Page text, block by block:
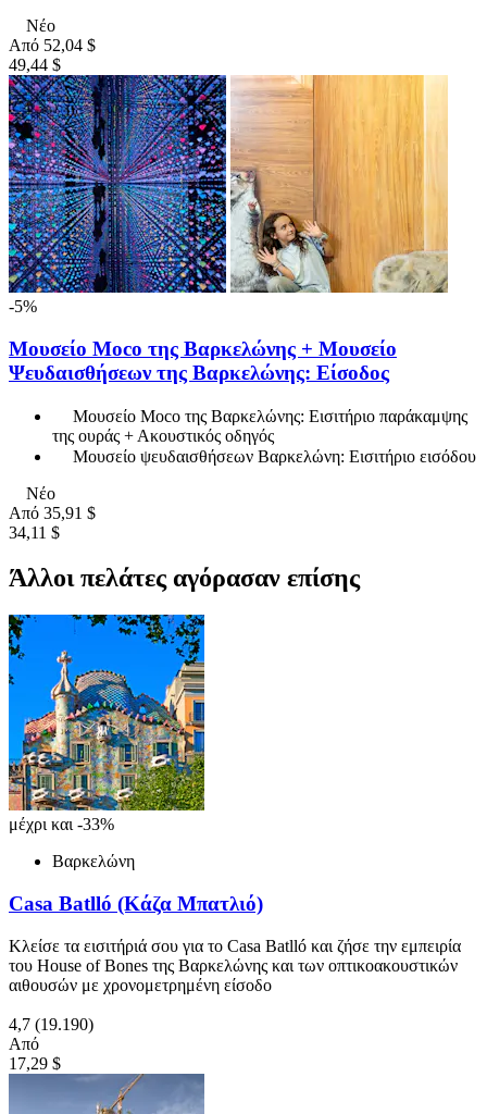
Νέο
Από 52,04 $
49,44 $
-5%
Μουσείο Moco της Βαρκελώνης + Μουσείο
Ψευδαισθήσεων της Βαρκελώνης: Είσοδος
Μουσείο Moco της Βαρκελώνης: Εισιτήριο παράκαμψης
της ουράς + Ακουστικός οδηγός
Μουσείο ψευδαισθήσεων Βαρκελώνη: Εισιτήριο εισόδου
Νέο
Από 35,91 $
34,11 $
Άλλοι πελάτες αγόρασαν επίσης
μέχρι και -33%
Βαρκελώνη
Casa Batlló (Κάζα Μπατλιό)
Κλείσε τα εισιτήριά σου για το Casa Batlló και ζήσε την εμπειρία
του House of Bones της Βαρκελώνης και των οπτικοακουστικών
αιθουσών με χρονομετρημένη είσοδο
4,7 (19.190)
Από
17,29 $